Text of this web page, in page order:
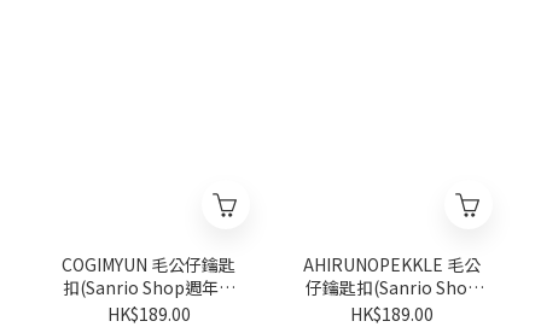
COGIMYUN 毛公仔鑰匙
扣(Sanrio Shop週年系
列)
HK$189.00
AHIRUNOPEKKLE 毛公
仔鑰匙扣(Sanrio Shop
週年系列)
HK$189.00